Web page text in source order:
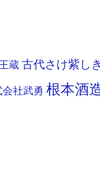
蔵 古代さけ紫し
会社武勇 根本酒